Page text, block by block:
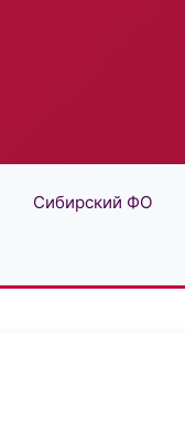
Сибирский ФО